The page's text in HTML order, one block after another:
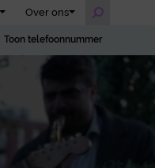
Over ons
Toon telefoonnummer